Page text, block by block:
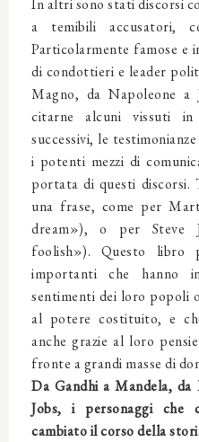
In altri sono stati discorsi
a temibili accusatori,
Particolarmente famose e
di condottieri e leader
Magno, da Napoleone a
citarne alcuni vissuti
successivi, le
i potenti mezzi di
portata di questi discorsi.
una frase, come per
dream»), o per Steve
foolish»). Questo libro
importanti che hanno
sentimenti dei loro popoli
al potere costituito, e
anche grazie al loro
fronte a grandi masse di
Da Gandhi a Mandela,
Jobs, i personaggi
cambiato il corso della